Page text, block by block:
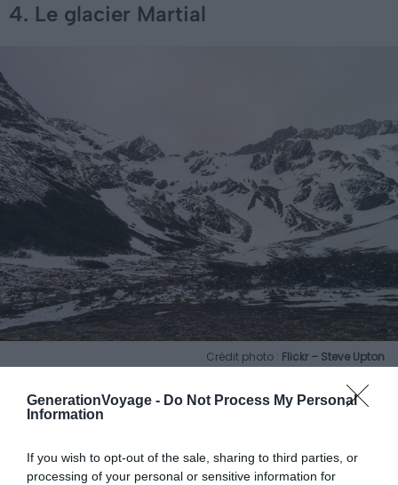
GenerationVoyage - Do Not Process My Personal
Information
If you wish to opt-out of the sale, sharing to third parties, or
processing of your personal or sensitive information for
4. Le glacier Martial
Crédit photo : Flickr – Steve Upton
Vous le découvrirez assez vite : visiter Ushuaïa, c’est
s’aventurer dans une terre de glace et de neige
plus bels endroits des environs et l’un des plus